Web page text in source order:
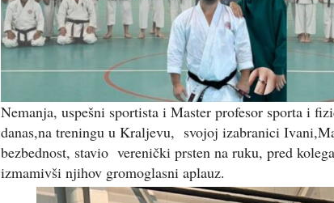
Nemanja, uspešni sportista i Master profesor sporta i
danas,na treningu u Kraljevu, svojoj izabranici
bezbednost, stavio verenički prsten na ruku, pred
izmamivši njihov gromoglasni aplauz.